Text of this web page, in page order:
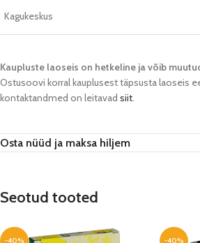
Kagukeskus
Kaupluste laoseis on hetkeline ja võib
Ostusoovi korral kauplusest täpsusta laoseis
kontaktandmed on leitavad siit.
Osta nüüd ja maksa hiljem
Seotud tooted
-40% -40%